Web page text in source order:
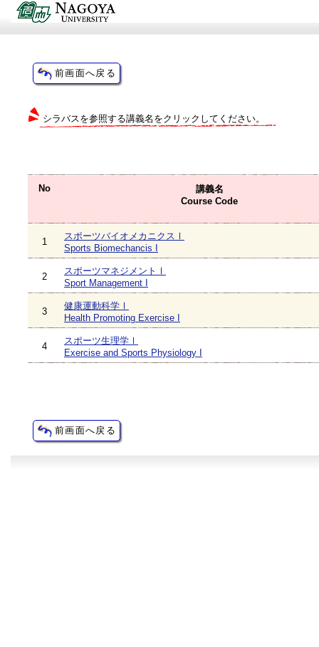
シラバスを参照する講義名をクリックしてください。
No
講義名
Course Code
1
スポーツバイオメカニクスⅠ
Sports Biomechancis I
2
スポーツマネジメントⅠ
Sport Management I
3
健康運動科学Ⅰ
Health Promoting Exercise I
4
スポーツ生理学Ⅰ
Exercise and Sports Physiology I